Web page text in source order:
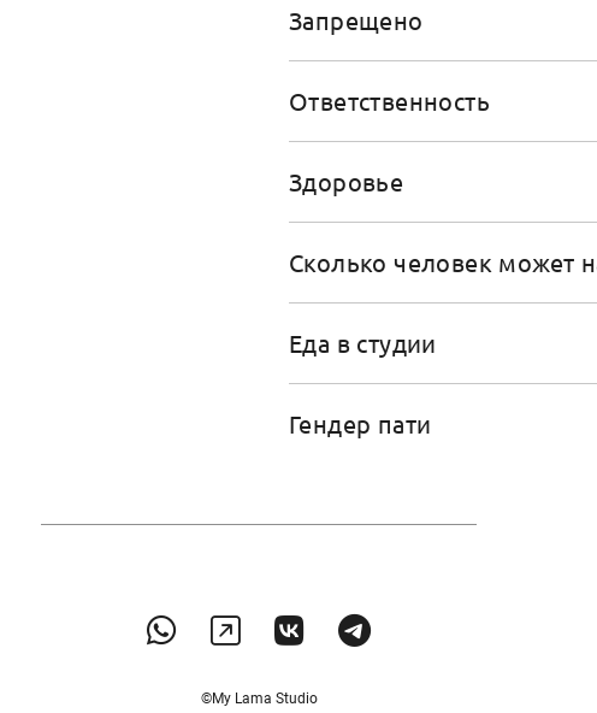
Запрещено
Ответственность
Здоровье
Сколько человек может
Еда в студии
Гендер пати
©My Lama Studio